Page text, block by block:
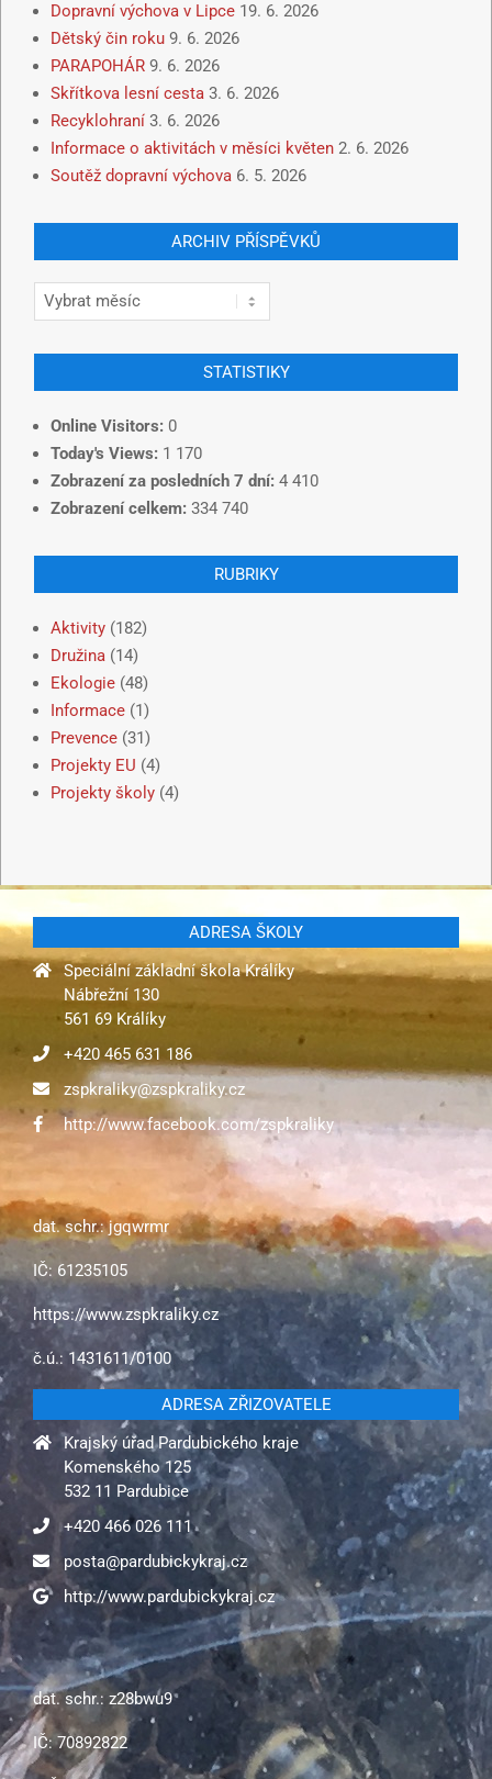
Dopravní výchova v Lipce 19. 6. 2026
Dětský čin roku 9. 6. 2026
PARAPOHÁR 9. 6. 2026
Skřítkova lesní cesta 3. 6. 2026
Recyklohraní 3. 6. 2026
Informace o aktivitách v měsíci květen 2. 6. 2026
Soutěž dopravní výchova 6. 5. 2026
ARCHIV PŘÍSPĚVKŮ
STATISTIKY
Online Visitors: 0
Today's Views: 1 170
Zobrazení za posledních 7 dní: 4 410
Zobrazení celkem: 334 740
RUBRIKY
Aktivity (182)
Družina (14)
Ekologie (48)
Informace (1)
Prevence (31)
Projekty EU (4)
Projekty školy (4)
ADRESA ŠKOLY
Speciální základní škola Králíky
Nábřežní 130
561 69 Králíky
+420 465 631 186
zspkraliky@zspkraliky.cz
http://www.facebook.com/zspkraliky
dat. schr.: jgqwrmr
IČ: 61235105
https://www.zspkraliky.cz
č.ú.: 1431611/0100
ADRESA ZŘIZOVATELE
Krajský úřad Pardubického kraje
Komenského 125
532 11 Pardubice
+420 466 026 111
posta@pardubickykraj.cz
http://www.pardubickykraj.cz
dat. schr.: z28bwu9
IČ: 70892822